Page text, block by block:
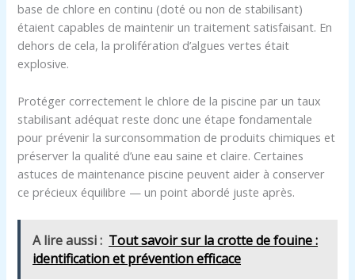
base de chlore en continu (doté ou non de stabilisant)
étaient capables de maintenir un traitement satisfaisant. En
dehors de cela, la prolifération d’algues vertes était
explosive.
Protéger correctement le chlore de la piscine par un taux
stabilisant adéquat reste donc une étape fondamentale
pour prévenir la surconsommation de produits chimiques et
préserver la qualité d’une eau saine et claire. Certaines
astuces de maintenance piscine peuvent aider à conserver
ce précieux équilibre — un point abordé juste après.
A lire aussi : Tout savoir sur la crotte de fouine :
identification et prévention efficace